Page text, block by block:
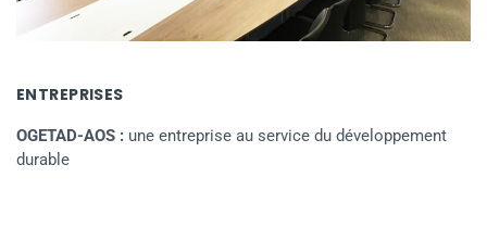
ENTREPRISES
OGETAD-AOS : une entreprise au service du développement
durable